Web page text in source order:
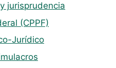
jurisprudencia
(CPPF)
Jurídico